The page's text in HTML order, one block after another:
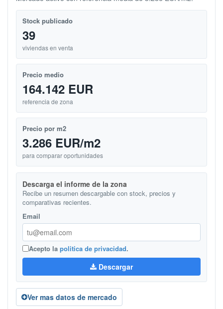
Stock publicado
39
viviendas en venta
Precio medio
164.142 EUR
referencia de zona
Precio por m2
3.286 EUR/m2
para comparar oportunidades
Descarga el informe de la zona
Recibe un resumen descargable con stock, precios y
comparativas recientes.
Email
Acepto la politica de privacidad.
Descargar
Ver mas datos de mercado